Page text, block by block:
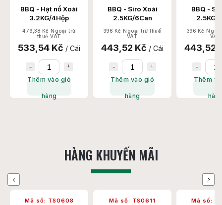
BBQ - Siro Xoài
2.5KG/6Can
396 Kč Ngoại trừ thuế
VAT
443,52 Kč / Cái
Thêm vào giỏ
hàng
BBQ - Siro Đào
2.5KG/6Can
396 Kč Ngoại trừ thuế
VAT
443,52 Kč / Cái
Thêm vào giỏ
hàng
BBQ -
599 Kč
670,88
Thêm
HÀNG KHUYẾN MÃI
Previous
Mã số:TS0611 Mã số:TS0603
Next